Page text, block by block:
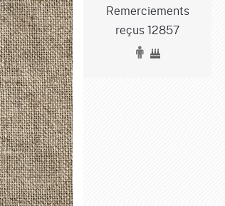
Remerciements
reçus 12857